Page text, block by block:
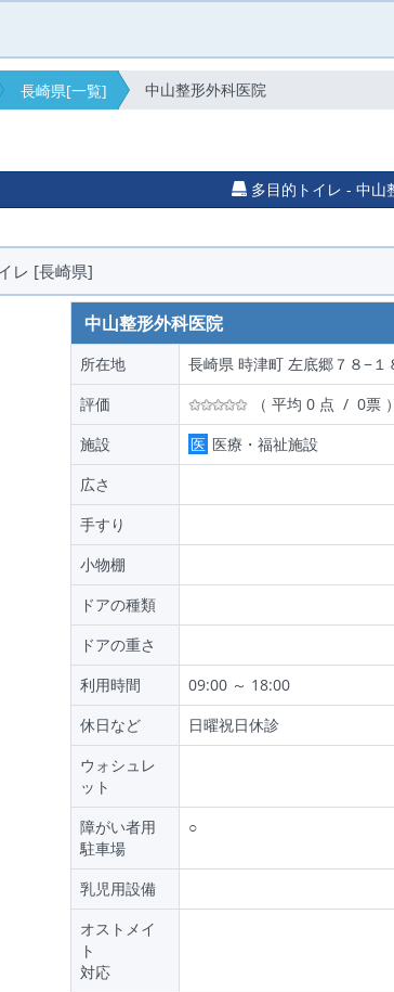
長崎県[一覧] 中山整形外科医院
多目的トイレ - 中山
レ [長崎県]
中山整形外科医院
所在地
長崎県 時津町 左底郷７８−１
評価
（ 平均 0 点 / 0票 ）
施設
医 医療・福祉施設
広さ
手すり
小物棚
ドアの種類
ドアの重さ
利用時間
09:00 ～ 18:00
休日など
日曜祝日休診
ウォシュレ
ット
障がい者用
駐車場
○
乳児用設備
オストメイ
ト
対応